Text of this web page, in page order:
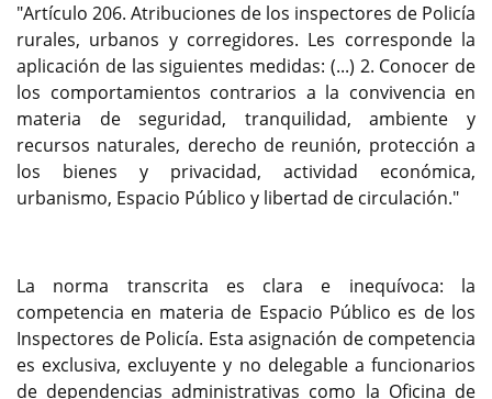
"Artículo 206. Atribuciones de los inspectores de Policía
rurales, urbanos y corregidores. Les corresponde la
aplicación de las siguientes medidas: (...) 2. Conocer de
los comportamientos contrarios a la convivencia en
materia de seguridad, tranquilidad, ambiente y
recursos naturales, derecho de reunión, protección a
los bienes y privacidad, actividad económica,
urbanismo, Espacio Público y libertad de circulación."
La norma transcrita es clara e inequívoca: la
competencia en materia de Espacio Público es de los
Inspectores de Policía. Esta asignación de competencia
es exclusiva, excluyente y no delegable a funcionarios
de dependencias administrativas como la Oficina de